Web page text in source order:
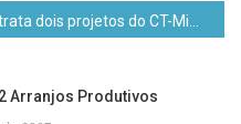
dois projetos do CT-Mineral
Arranjos Produtivos